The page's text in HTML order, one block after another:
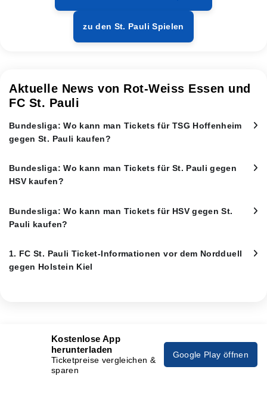
zu den St. Pauli Spielen
Aktuelle News von Rot-Weiss Essen und
FC St. Pauli
Bundesliga: Wo kann man Tickets für TSG Hoffenheim
gegen St. Pauli kaufen?
Bundesliga: Wo kann man Tickets für St. Pauli gegen
HSV kaufen?
Bundesliga: Wo kann man Tickets für HSV gegen St.
Pauli kaufen?
1. FC St. Pauli Ticket-Informationen vor dem Nordduell
gegen Holstein Kiel
Kostenlose App
herunterladen
Ticketpreise vergleichen &
sparen
Google Play öffnen